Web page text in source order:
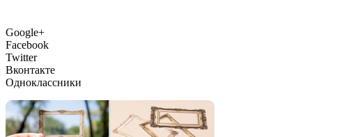
Google+
Facebook
Twitter
Вконтакте
Одноклассники